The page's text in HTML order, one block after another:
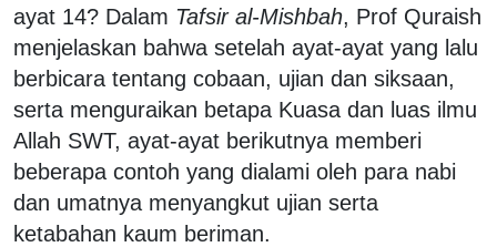
ayat 14? Dalam Tafsir al-Mishbah, Prof Quraish
menjelaskan bahwa setelah ayat-ayat yang lalu
berbicara tentang cobaan, ujian dan siksaan,
serta menguraikan betapa Kuasa dan luas ilmu
Allah SWT, ayat-ayat berikutnya memberi
beberapa contoh yang dialami oleh para nabi
dan umatnya menyangkut ujian serta
ketabahan kaum beriman.